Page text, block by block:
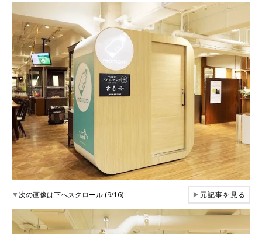
▼次の画像は下へスクロール (9/16) ▶元記事を見る